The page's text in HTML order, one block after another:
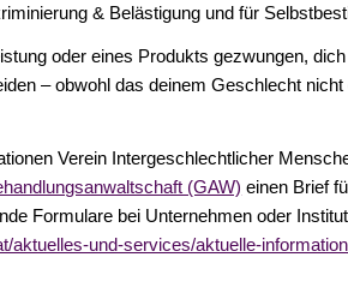
& Belästigung und für
oder eines Produkts gezwungen,
– obwohl das deinem Geschlecht
Verein Intergeschlechtlicher
(GAW) einen Brief
Formulare bei Unternehmen oder
aktuelles-und-services/aktuelle-